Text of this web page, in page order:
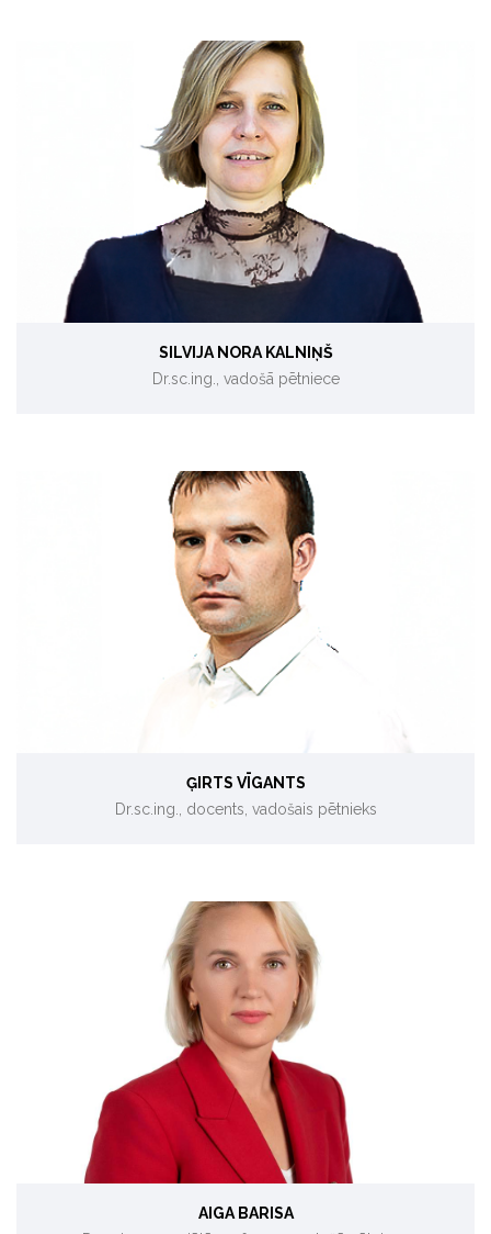
Vides aizsardzība, vides projekti.
SILVIJA NORA KALNIŅŠ
Dr.sc.ing., vadošā pētniece
Koģenerācija, biomasas energoresursi.
ĢIRTS VĪGANTS
Dr.sc.ing., docents, vadošais pētnieks
Ilgtspējīgs transports, klimata tehnoloģijas.
AIGA BARISA